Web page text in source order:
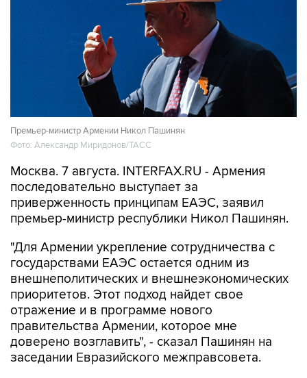
Премьер-министр Армении Никол Пашинян
Фото: Александр Миридонов/ТАСС
Москва. 7 августа. INTERFAX.RU - Армения
последовательно выступает за
приверженность принципам ЕАЭС, заявил
премьер-министр республики Никол Пашинян.
"Для Армении укрепление сотрудничества с
государствами ЕАЭС остается одним из
внешнеполитических и внешнеэкономических
приоритетов. Этот подход найдет свое
отражение и в программе нового
правительства Армении, которое мне
доверено возглавить", - сказал Пашинян на
заседании Евразийского межправсовета.